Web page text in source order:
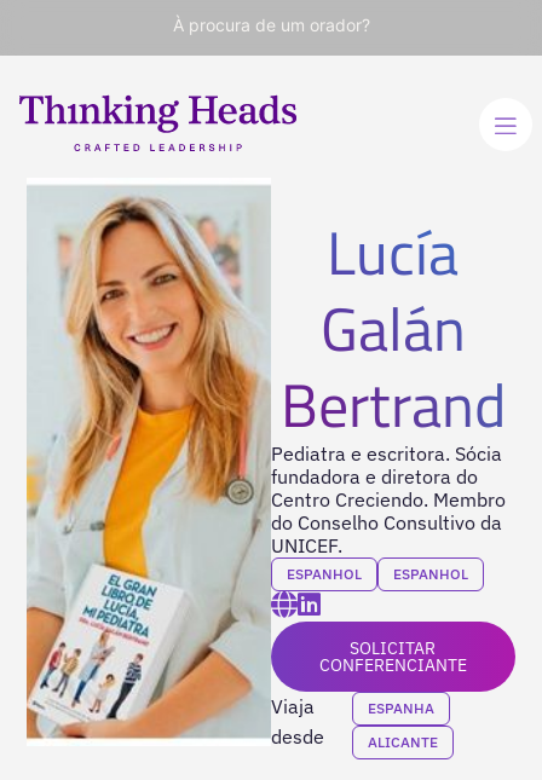
À procura de um orador?
Lucía
Galán
Bertrand
Pediatra e escritora. Sócia
fundadora e diretora do
Centro Creciendo. Membro
do Conselho Consultivo da
UNICEF.
ESPANHOL ESPANHOL
SOLICITAR
CONFERENCIANTE
Viaja
desde
ESPANHA
ALICANTE